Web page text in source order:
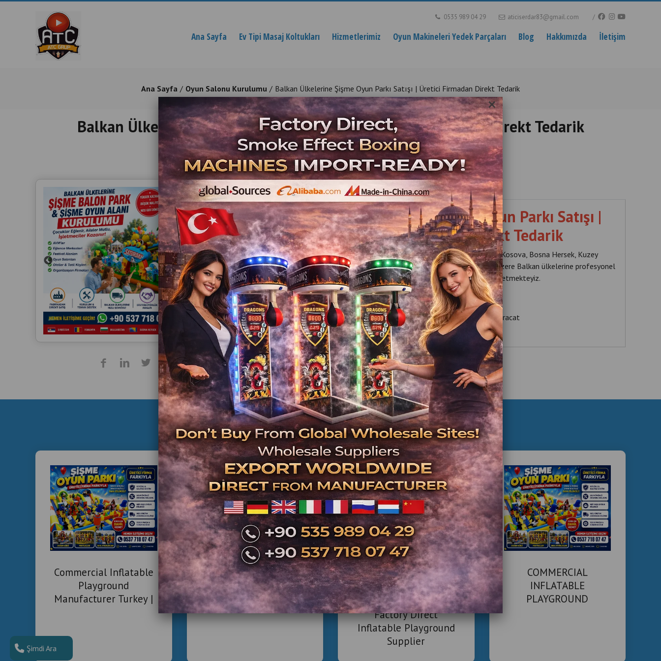
×
0535 989 04 29 aticiserdar83@gmail.com
Ana Sayfa Ev Tipi Masaj Koltukları Hizmetlerimiz Oyun Makineleri Yedek Parçaları Blog Hakkımızda İletişim
Ana Sayfa Oyun Salonu Kurulumu Balkan Ülkelerine Şişme Oyun Parkı Satışı | Üretici Firmadan Direkt Tedarik
Balkan Ülkelerine Şişme Oyun Parkı Satışı | Üretici Firmadan Direkt Tedarik
Professional Turnkey Game and Entertainment Center Installation
Ürün Açıklaması
Balkan Ülkelerine Şişme Oyun Parkı Satışı |
Üretici Firmadan Direkt Tedarik
🎈 Türkiye'nin üretici firmalarından biri olarak Arnavutluk, Kosova, Bosna Hersek, Kuzey
Makedonya, Sırbistan, Bulgaristan ve Romanya başta olmak üzere Balkan ülkelerine profesyonel
şişme oyun parkları üretmekte ve ihraç etmekteyiz.
🏭 Fabrikadan Direkt Satış
🌍 Avrupa ve Balkan Ülkelerine İhracat
📦 Hızlı Üretim ve Sevkiyat
🛠 Teknik Destek ve Yedek Parça Desteği
Üretimini yaptığımız sistemler:
✔ Commercial Inflatable Park
✔ Inflatable Playground
✔ Bounce House
✔ Inflatable Slide
✔ Kids Entertainment Park
✔ Family Entertainment Center Equipment
✔ Festival Inflatable Games
🎯 Hedef Müşterilerimiz
Lunapark İşletmecileri
AVM Yatırımcıları
Çocuk Eğlence Merkezi Sahipleri
Organizasyon Firmaları
Belediye Etkinlik Alanları
İlgili Ürünler
Commercial Inflatable
Playground
Manufacturer Turkey |
Commercial Inflatable
Park Projects
Worldwide
Factory Direct
Inflatable Playground
Supplier
COMMERCIAL
INFLATABLE
PLAYGROUND
Şimdi Ara